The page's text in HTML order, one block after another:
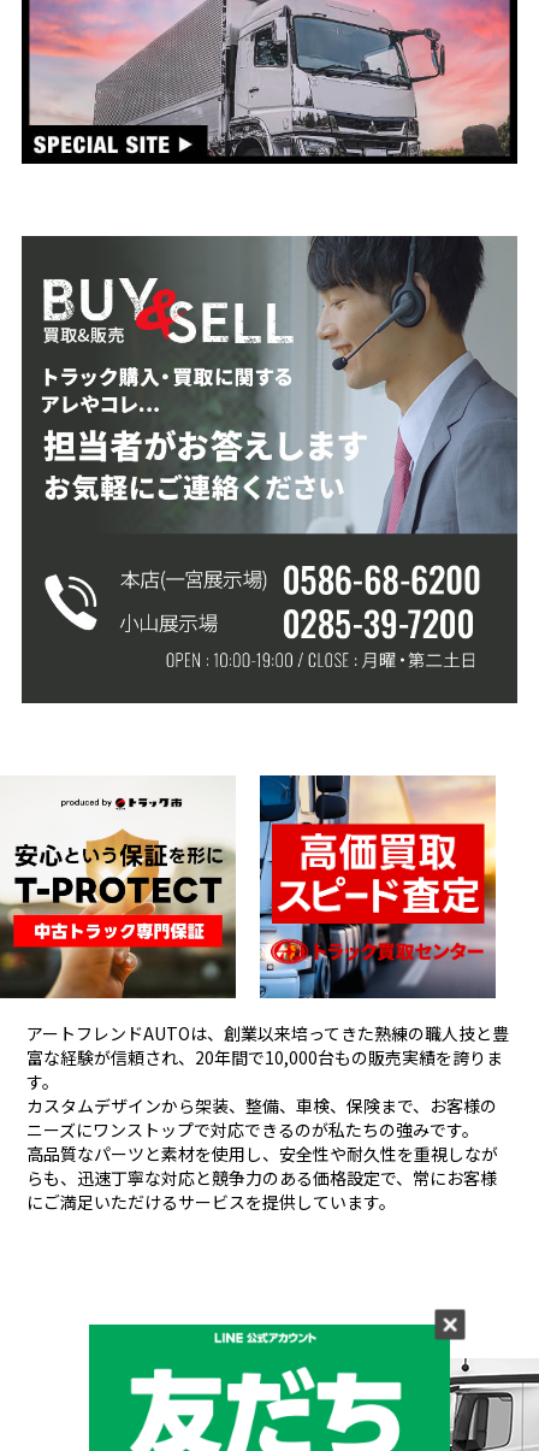
アートフレンドAUTOは、創業以来培ってきた熟練の職人技と豊
富な経験が信頼され、 20年間で10,000台もの販売実績を誇りま
す。
カスタムデザインから架装、整備、車検、保険まで、お客様の
ニーズにワンストップで対応できるのが私たちの強みです。
高品質なパーツと素材を使用し、安全性や耐久性を重視しなが
らも、 迅速丁寧な対応と競争力のある価格設定で、常にお客様
にご満足いただけるサービスを提供しています。
メーカーと形状から探す
BRAND & TYPE